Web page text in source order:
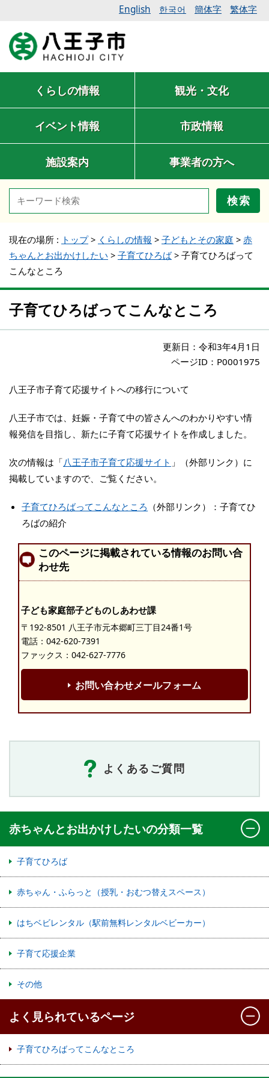
English 한국어 簡体字 繁体字
くらしの情報 観光・文化
イベント情報 市政情報
施設案内 事業者の方へ
検索
現在の場所 : トップ> くらしの情報 > 子どもとその家庭 > 赤
ちゃんとお出かけしたい > 子育てひろば> 子育てひろばって
こんなところ
子育てひろばってこんなところ
更新日： 令和3年4月1日
ページID：P0001975
八王子市子育て応援サイトへの移行について
八王子市では、妊娠・子育て中の皆さんへのわかりやすい情
報発信を目指し、新たに子育て応援サイトを作成しました。
次の情報は「八王子市子育て応援サイト 」（外部リンク）に
掲載していますので、ご覧ください。
子育てひろばってこんなところ （外部リンク）：子育てひ
ろばの紹介
このページに掲載されている情報のお問い合
わせ先
子ども家庭部子どものしあわせ課
〒192-8501 八王子市元本郷町三丁目24番1号
電話： 042-620-7391
ファックス：042-627-7776
お問い合わせメールフォーム
よくあるご質問
赤ちゃんとお出かけしたいの分類一覧
子育てひろば
赤ちゃん・ふらっと（授乳・おむつ替えスペース）
はちベビレンタル（駅前無料レンタルベビーカー）
子育て応援企業
その他
よく見られているページ
子育てひろばってこんなところ